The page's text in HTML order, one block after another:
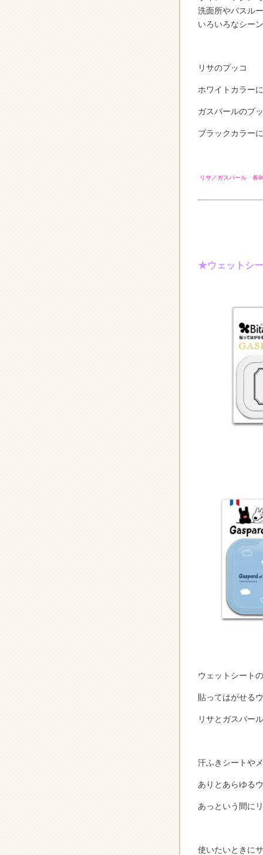
洗面所やバスル
いろいろなシー
リサのプッコ
ホワイトカラー
ガスパールのプ
ブラックカラー
リサ／ガスパール 各
★ウェットシ
ウェットシート
貼ってはがせる
リサとガスパー
汗ふきシートや
ありとあらゆる
あっという間に
使いたいときに